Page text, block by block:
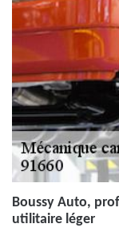
Boussy Auto,
utilitaire léger